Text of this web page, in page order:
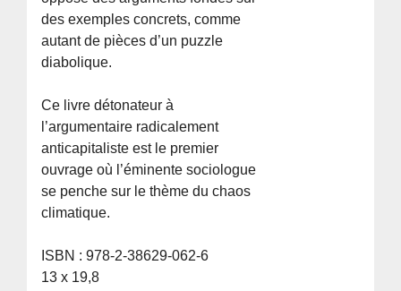
des exemples concrets, comme
autant de pièces d’un puzzle
diabolique.
Ce livre détonateur à
l’argumentaire radicalement
anticapitaliste est le premier
ouvrage où l’éminente sociologue
se penche sur le thème du chaos
climatique.
ISBN : 978-2-38629-062-6
13 x 19,8